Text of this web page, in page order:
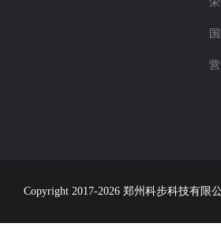
Copyright 2017-2026 郑州科步科技有限